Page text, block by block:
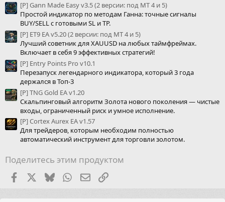
[P] Gann Made Easy v3.5 (2 версии: под МТ 4 и 5)
Простой индикатор по методам Ганна: точные сигналы
BUY/SELL с готовыми SL и TP.
[P] ET9 EA v5.20 (2 версии: под МТ 4 и 5)
Лучший советник для XAUUSD на любых таймфреймах.
Включает в себя 9 эффективных стратегий!
[P] Entry Points Pro v10.1
Перезапуск легендарного индикатора, который 3 года
держался в Топ-3
[P] TNG Gold EA v1.20
Скальпинговый алгоритм Золота нового поколения — чистые
входы, ограниченный риск и умное исполнение.
[P] Cortex Aurex EA v1.57
Для трейдеров, которым необходим полностью
автоматический инструмент для торговли золотом.
Поделитесь этим продуктом
FacebookX (Twitter)
BlueskyWhatsApp
Электронная почта
Ссылка